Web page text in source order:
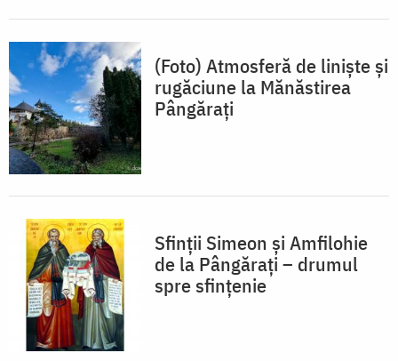
(Foto) Atmosferă de liniște și
rugăciune la Mănăstirea
Pângărați
Sfinții Simeon și Amfilohie
de la Pângărați – drumul
spre sfințenie